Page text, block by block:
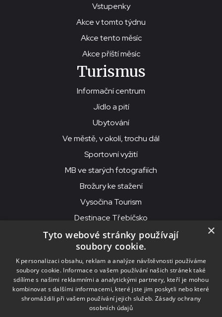
Vstupenky
Akce v tomto týdnu
Akce tento měsíc
Akce příští měsíc
Turismus
Informační centrum
Jídlo a pití
Ubytování
Ve městě, v okolí, trochu dál
Sportovní vyžití
MB ve starých fotografiích
Brožury ke stažení
Vysočina Tourism
Destinace Třebíčsko
© 2026MKS Beseda Mor. Budějovice
MKS Beseda, příspěvková organizace, Purcnerova 62, 676 02
Moravské Budějovice
IČO: 00091758, DIČ: CZ00091758, ID datové schránky: chjn2kd
×
Tyto webové stránky používají
soubory cookie.
K personalizaci obsahu, reklam a analýze návštěvnosti používáme
soubory cookie. Informace o vašem používání našich stránek také
sdílíme s našimi reklamními a analytickými partnery, kteří je mohou
kombinovat s dalšími informacemi, které jste jim poskytli nebo které
shromáždili při vašem používání jejich služeb. Zásady ochrany
osobních údajů